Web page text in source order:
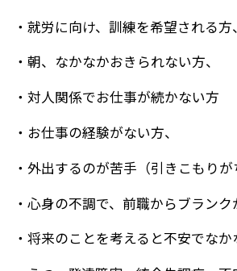
・就労に向け、訓練を希望
・朝、なかなかおきられない方、
・対人関係でお仕事が続かない方
・お仕事の経験がない方、
・外出するのが苦手（引きこもりが
・心身の不調で、前職からブランク
・将来のことを考えると不安でなか